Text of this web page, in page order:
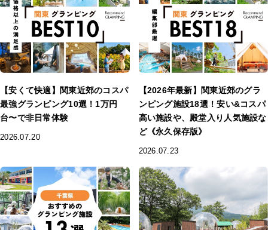
【安くて快適】関東近郊のコスパ
最強グランピング10選！1万円
台〜で非日常体験
2026.07.20
【2026年最新】関東近郊のグラ
ンピング施設18選！安い&コスパ
高い施設や、殿堂入り人気施設な
ど《永久保存版》
2026.07.23